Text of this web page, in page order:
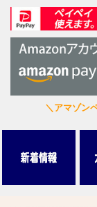
＼アマゾン